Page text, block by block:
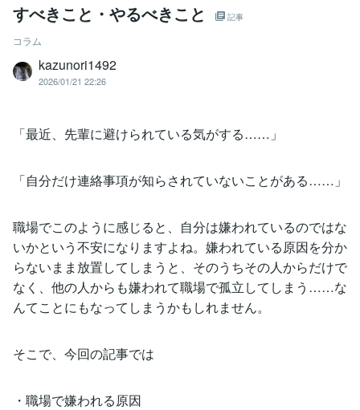
すべきこと・やるべきこと
記事
コラム
kazunori1492
2026/01/21 22:26
「最近、先輩に避けられている気がする……」
「自分だけ連絡事項が知らされていないことがある……」
職場でこのように感じると、自分は嫌われているのではな
いかという不安になりますよね。嫌われている原因を分か
らないまま放置してしまうと、そのうちその人からだけで
なく、他の人からも嫌われて職場で孤立してしまう……な
んてことにもなってしまうかもしれません。
そこで、今回の記事では
・職場で嫌われる原因